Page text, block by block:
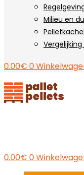
Milieu en
0.00€ 0
0.00€ 0